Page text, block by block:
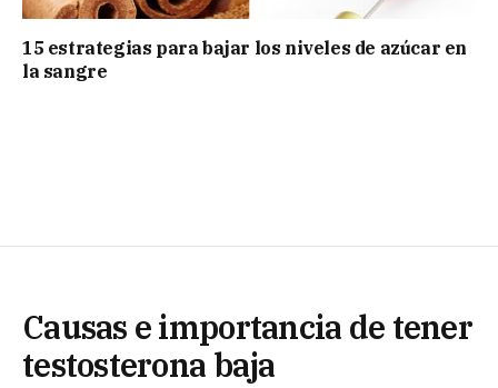
15 estrategias para bajar los niveles de azúcar en
la sangre
Causas e importancia de tener
testosterona baja